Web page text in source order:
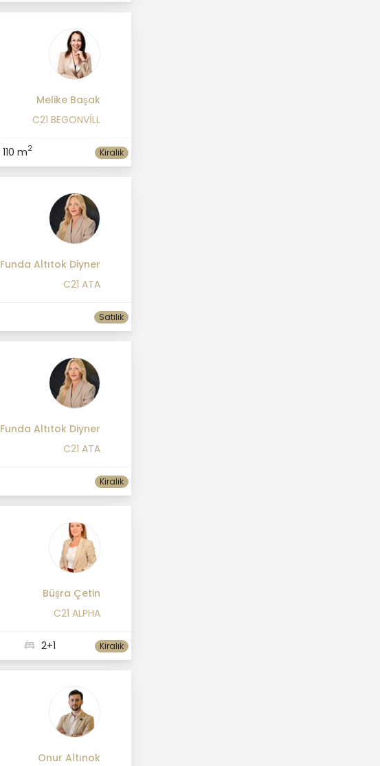
Melike Başak
C21 BEGONVİLL
110 m2 Kiralık
Funda Altıtok Diyner
C21 ATA
Satılık
Funda Altıtok Diyner
C21 ATA
Kiralık
Büşra Çetin
C21 ALPHA
2+1 Kiralık
Onur Altınok